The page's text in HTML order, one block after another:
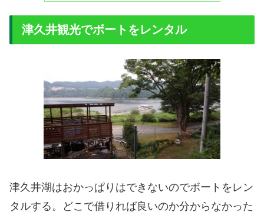
津久井観光でボートをレンタル
津久井湖はおかっぱりはできないのでボートをレン
タルする。どこで借りれば良いのか分からなかった